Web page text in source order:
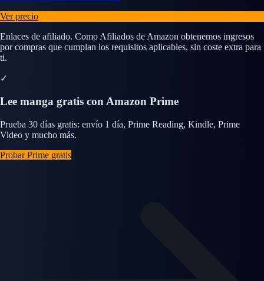
Ver precio
Enlaces de afiliado. Como Afiliados de Amazon obtenemos ingresos
por compras que cumplan los requisitos aplicables, sin coste extra para
ti.
✓
Lee manga gratis con Amazon Prime
Prueba 30 días gratis: envío 1 día, Prime Reading, Kindle, Prime
Video y mucho más.
Probar Prime gratis